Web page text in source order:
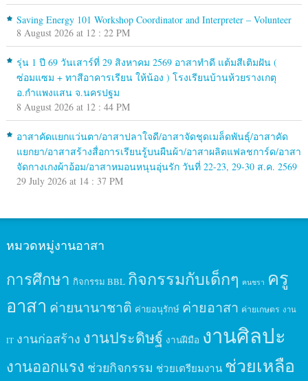
Saving Energy 101 Workshop Coordinator and Interpreter – Volunteer
8 August 2026 at 12 : 22 PM
รุ่น 1 ปี 69 วันเสาร์ที่ 29 สิงหาคม 2569 อาสาทำดี แต้มสีเติมฝัน (
ซ่อมแซม + ทาสีอาคารเรียน ให้น้อง ) โรงเรียนบ้านห้วยรางเกตุ
อ.กำแพงแสน จ.นครปฐม
8 August 2026 at 12 : 44 PM
อาสาคัดแยกแว่นตา/อาสาปลาใจดี/อาสาจัดชุดเมล็ดพันธุ์/อาสาคัด
แยกยา/อาสาสร้างสื่อการเรียนรู้บนผืนผ้า/อาสาผลิตแฟลชการ์ด/อาสา
จัดกางเกงผ้าอ้อม/อาสาหมอนหนุนอุ่นรัก วันที่ 22-23, 29-30 ส.ค. 2569
29 July 2026 at 14 : 37 PM
หมวดหมู่งานอาสา
การศึกษา กิจกรรม BBL กิจกรรมกับเด็กๆ คนชรา ครู
อาสา ค่ายนานาชาติ ค่ายอนุรักษ์ ค่ายอาสา ค่ายเกษตร งาน
IT งานก่อสร้าง งานประดิษฐ์ งานฝีมือ งานศิลปะ
งานออกแรง ช่วยกิจกรรม ช่วยเตรียมงาน ช่วยเหลือ